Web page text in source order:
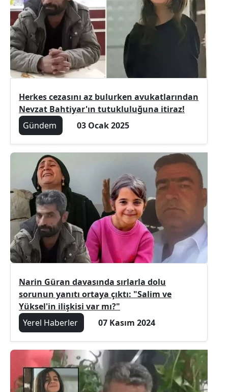
Herkes cezasını az bulurken avukatlarından
Nevzat Bahtiyar'ın tutukluluğuna itiraz!
Gündem
03 Ocak 2025
Narin Güran davasında sırlarla dolu
sorunun yanıtı ortaya çıktı: "Salim ve
Yüksel'in ilişkisi var mı?"
Yerel Haberler
07 Kasım 2024